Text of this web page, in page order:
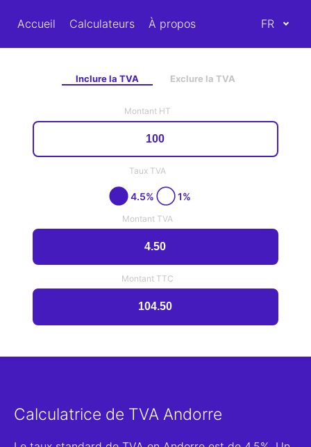
Accueil Calculateurs À propos
Calculatrice de TVA Andorre
Inclure la TVA Exclure la TVA
Montant HT
Taux TVA
4.5% 1%
Montant TVA
Montant TTC
FR